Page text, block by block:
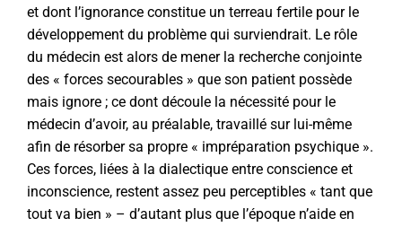
et dont l’ignorance constitue un terreau fertile pour le
développement du problème qui surviendrait. Le rôle
du médecin est alors de mener la recherche conjointe
des « forces secourables » que son patient possède
mais ignore ; ce dont découle la nécessité pour le
médecin d’avoir, au préalable, travaillé sur lui-même
afin de résorber sa propre « impréparation psychique ».
Ces forces, liées à la dialectique entre conscience et
inconscience, restent assez peu perceptibles « tant que
tout va bien » – d’autant plus que l’époque n’aide en